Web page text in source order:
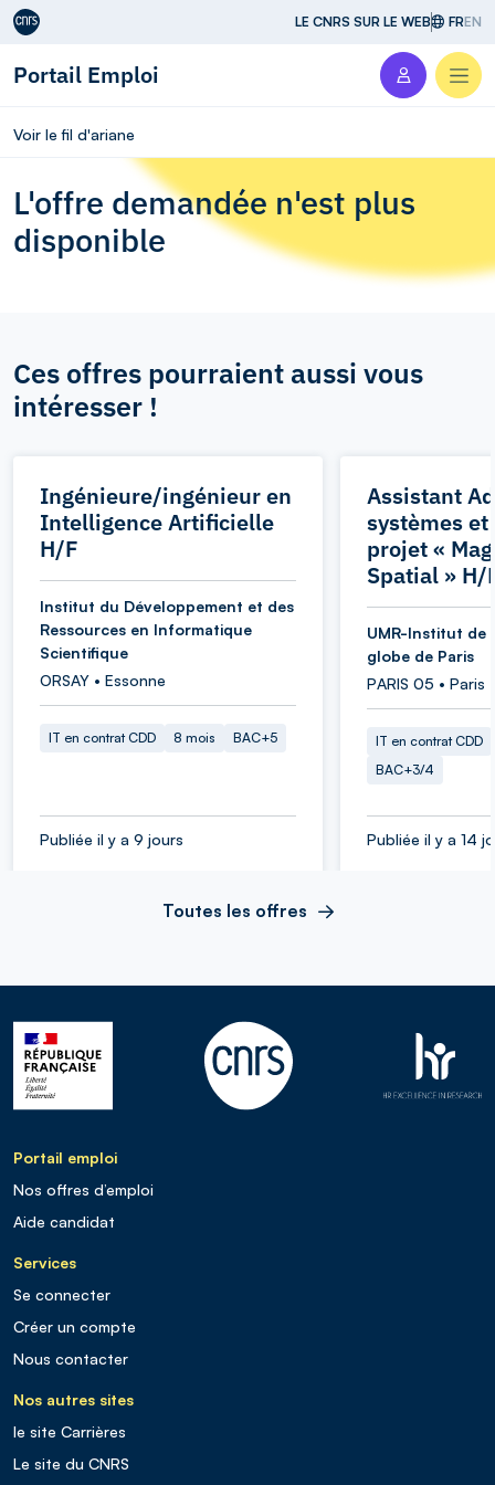
Aller au contenu LE CNRS SUR LE WEB FREN
Portail Emploi
Voir le fil d'ariane
L'offre demandée n'est plus
disponible
Ces offres pourraient aussi vous
intéresser !
Ingénieure/ingénieur en
Intelligence Artificielle
H/F
Institut du Développement et des
Ressources en Informatique
Scientifique
ORSAY • Essonne
IT en contrat CDD 8 mois BAC+5
Publiée il y a 9 jours
Assistant
systèmes
projet «
Spatial » H/
UMR-Institut de
globe de Paris
PARIS 05 • Paris
IT en contrat CDD
BAC+3/4
Publiée il y a 14
Toutes les offres
Portail emploi
Nos offres d’emploi
Aide candidat
Services
Se connecter
Créer un compte
Nous contacter
Nos autres sites
le site Carrières
Le site du CNRS